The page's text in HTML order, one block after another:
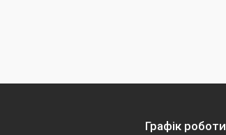
Графік роботи